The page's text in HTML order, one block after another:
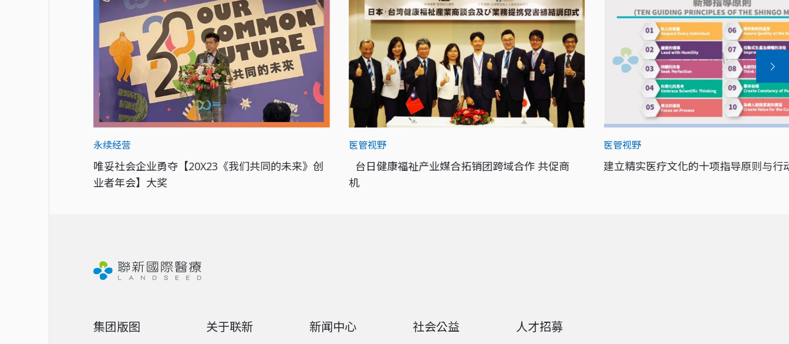
永续经营
唯妥社会企业勇夺【20X23《我们共同的未来》创
业者年会】大奖
医管视野
台日健康福祉产业媒合拓销团跨域合作 共促商
机
医管视野
建立精实医疗文化的十项指导原则与行
集团版图 关于联新 新闻中心 社会公益 人才招募